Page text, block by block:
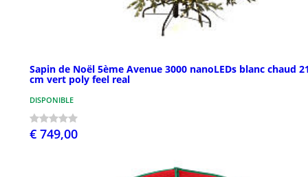
Sapin de Noël 5ème Avenue 3000 nanoLEDs blanc chaud
cm vert poly feel real
DISPONIBLE
€ 749,00